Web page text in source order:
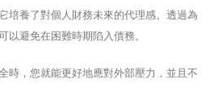
培養了對個人財務未來的代理感。透過為
以避免在困難時期陷入債務。
時，您就能更好地應對外部壓力，並且不